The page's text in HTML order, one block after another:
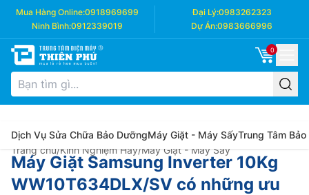
Mua Hàng Online:0918969699 Đại Lý:0983262323
Ninh Bình:0912339019 Dự Án:0983666996
0
Dịch Vụ Sửa Chữa Bảo DưỡngMáy Giặt - Máy SấyTrung Tâm Bảo
Trang chủ/Kinh Nghiệm Hay/Máy Giặt - Máy Sấy
Máy Giặt Samsung Inverter 10Kg
WW10T634DLX/SV có những ưu